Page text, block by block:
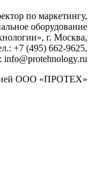
по маркетингу,
оборудование
г. Москва,
+7 (495) 662‑9625,
info@protehnology.ru
ООО «ПРОТЕХ»